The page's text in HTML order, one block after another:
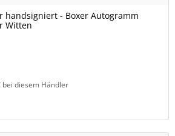
handsigniert - Boxer Autogramm
Witten
bei diesem Händler